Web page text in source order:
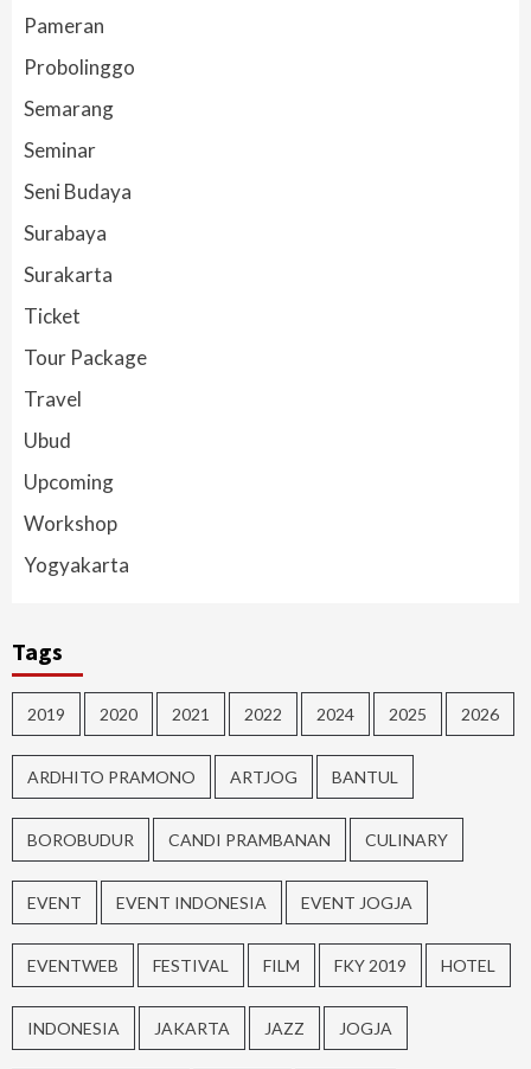
Pameran
Probolinggo
Semarang
Seminar
Seni Budaya
Surabaya
Surakarta
Ticket
Tour Package
Travel
Ubud
Upcoming
Workshop
Yogyakarta
Tags
2019 2020 2021 2022 2024 2025 2026
ARDHITO PRAMONO ARTJOG BANTUL
BOROBUDUR CANDI PRAMBANAN CULINARY
EVENT EVENT INDONESIA EVENT JOGJA
EVENTWEB FESTIVAL FILM FKY 2019 HOTEL
INDONESIA JAKARTA JAZZ JOGJA